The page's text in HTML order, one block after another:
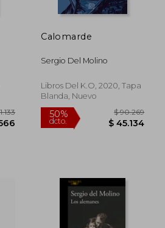
dcto.
Calomarde
Sergio Del Molino
Libros Del K.O, 2020, Tapa
Blanda, Nuevo